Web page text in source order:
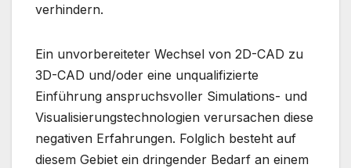
verhindern.
Ein unvorbereiteter Wechsel von 2D-CAD zu
3D-CAD und/oder eine unqualifizierte
Einführung anspruchsvoller Simulations- und
Visualisierungstechnologien verursachen diese
negativen Erfahrungen. Folglich besteht auf
diesem Gebiet ein dringender Bedarf an einem